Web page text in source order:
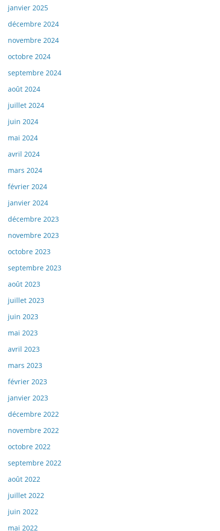
janvier 2025
décembre 2024
novembre 2024
octobre 2024
septembre 2024
août 2024
juillet 2024
juin 2024
mai 2024
avril 2024
mars 2024
février 2024
janvier 2024
décembre 2023
novembre 2023
octobre 2023
septembre 2023
août 2023
juillet 2023
juin 2023
mai 2023
avril 2023
mars 2023
février 2023
janvier 2023
décembre 2022
novembre 2022
octobre 2022
septembre 2022
août 2022
juillet 2022
juin 2022
mai 2022